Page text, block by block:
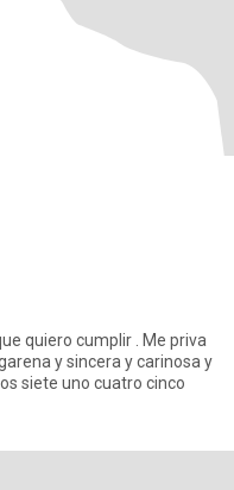
quiero cumplir . Me priva
y sincera y carinosa y
siete uno cuatro cinco